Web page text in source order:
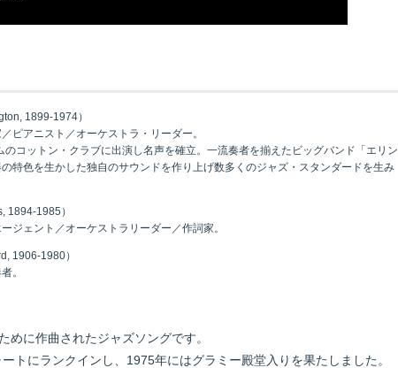
1899-1974）
ピアニスト／オーケストラ・リーダー。
コットン・クラブに出演し名声を確立。一流奏者を揃えたビッグバンド「エリン
特色を生かした独自のサウンドを作り上げ数多くのジャズ・スタンダードを生み
1894-1985）
ジェント／オーケストラリーダー／作詞家。
1906-1980）
。
めに作曲されたジャズソングです。
トにランクインし、1975年にはグラミー殿堂入りを果たしました。